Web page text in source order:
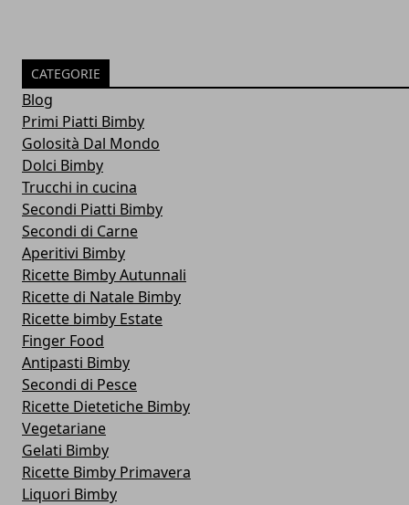
CATEGORIE
Blog
Primi Piatti Bimby
Golosità Dal Mondo
Dolci Bimby
Trucchi in cucina
Secondi Piatti Bimby
Secondi di Carne
Aperitivi Bimby
Ricette Bimby Autunnali
Ricette di Natale Bimby
Ricette bimby Estate
Finger Food
Antipasti Bimby
Secondi di Pesce
Ricette Dietetiche Bimby
Vegetariane
Gelati Bimby
Ricette Bimby Primavera
Liquori Bimby